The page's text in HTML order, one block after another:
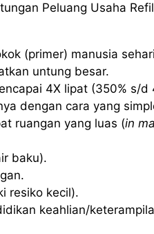
Peluang Usaha
(primer) manusia
untung besar.
4X lipat (350% s/d
dengan cara yang
ruangan yang luas (in
baku).
resiko kecil).
keahlian/